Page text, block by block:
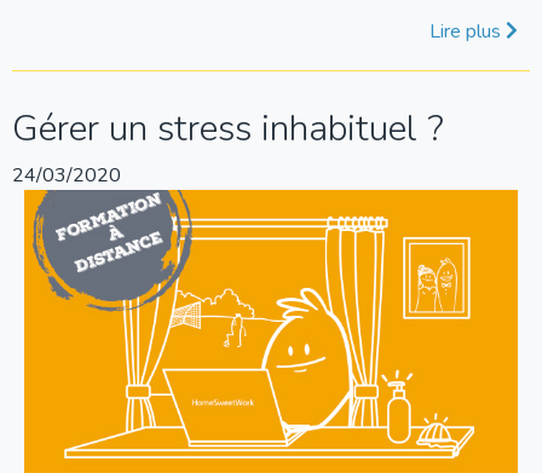
Lire plus
Gérer un stress inhabituel ?
24/03/2020